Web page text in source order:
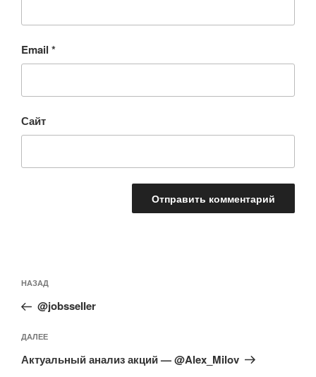
Email *
Сайт
по
записям
Предыдущая
запись:
НАЗАД
@jobsseIIer
Следующая
запись
ДАЛЕЕ
Актуальный анализ акций — @Alex_Milov